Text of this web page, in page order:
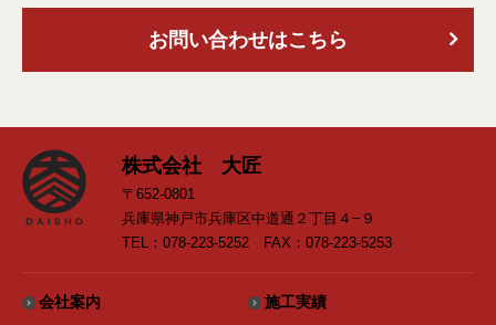
お問い合わせはこちら
株式会社 大匠
〒652-0801
兵庫県神戸市兵庫区中道通２丁目４−９
TEL：078-223-5252 FAX：078-223-5253
会社案内 施工実績